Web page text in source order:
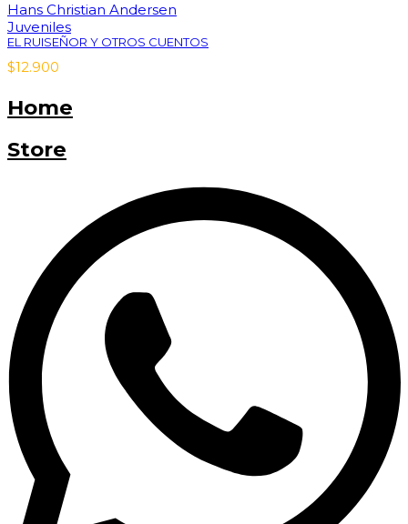
Hans Christian Andersen
Juveniles
EL RUISEÑOR Y OTROS CUENTOS
$12.900
Home
Store